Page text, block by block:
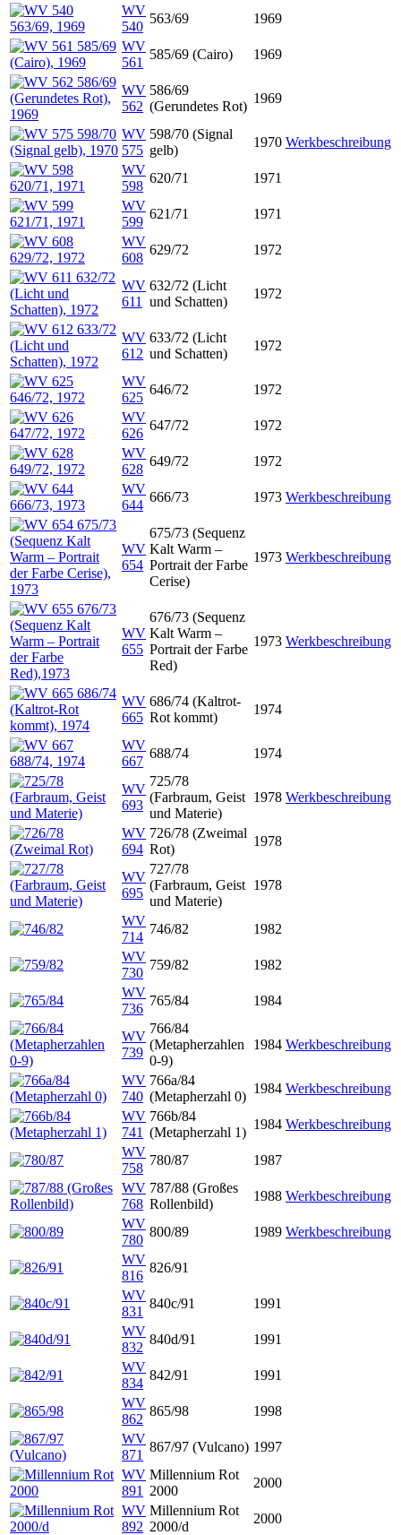
WV
540
563/69
1969
WV
561
585/69 (Cairo) 1969
WV
562
586/69
(Gerundetes Rot)
1969
WV
575
598/70 (Signal
gelb)
1970 Werkbeschreibung
WV
598
620/71
1971
WV
599
621/71
1971
WV
608
629/72 1972
WV
611
632/72 (Licht
und Schatten)
1972
WV
612
633/72 (Licht
und Schatten)
1972
WV
625
646/72
1972
WV
626
647/72
1972
WV
628
649/72
1972
WV
644
666/73 1973 Werkbeschreibung
WV
654
675/73 (Sequenz
Kalt Warm –
Portrait der Farbe
Cerise)
1973 Werkbeschreibung
WV
655
676/73 (Sequenz
Kalt Warm –
Portrait der Farbe
Red)
1973 Werkbeschreibung
WV
665
686/74 (Kaltrot-
Rot kommt)
1974
WV
667
688/74 1974
WV
693
725/78
(Farbraum, Geist
und Materie)
1978 Werkbeschreibung
WV
694
726/78 (Zweimal
Rot)
1978
WV
695
727/78
(Farbraum, Geist
und Materie)
1978
WV
714
746/82
1982
WV
730
759/82
1982
WV
736
765/84 1984
WV
739
766/84
(Metapherzahlen
0-9)
1984 Werkbeschreibung
WV
740
766a/84
(Metapherzahl 0)
1984 Werkbeschreibung
WV
741
766b/84
(Metapherzahl 1)
1984 Werkbeschreibung
WV
758
780/87
1987
WV
768
787/88 (Großes
Rollenbild)
1988 Werkbeschreibung
WV
780
800/89 1989 Werkbeschreibung
WV
816
826/91
WV
831
840c/91
1991
WV
832
840d/91
1991
WV
834
842/91
1991
WV
862
865/98
1998
WV
871
867/97 (Vulcano) 1997
WV
891
Millennium Rot
2000
2000
WV
892
Millennium Rot
2000/d
2000